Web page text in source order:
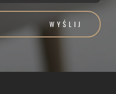
WYŚLIJ